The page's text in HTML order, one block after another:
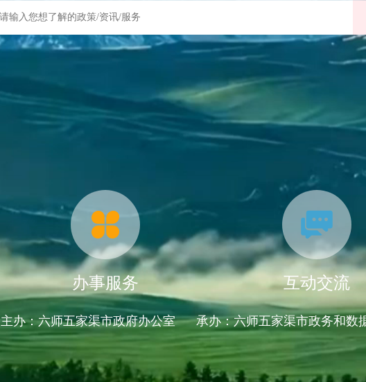
办事服务 互动交流
主办：六师五家渠市政府办公室 承办：六师五家渠市政务和数